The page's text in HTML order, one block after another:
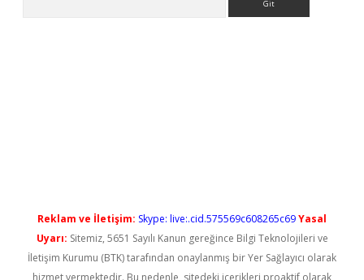
Reklam ve İletişim: Skype: live:.cid.575569c608265c69Yasal
Uyarı: Sitemiz, 5651 Sayılı Kanun gereğince Bilgi Teknolojileri ve
İletişim Kurumu (BTK) tarafından onaylanmış bir Yer Sağlayıcı olarak
hizmet vermektedir. Bu nedenle, sitedeki içerikleri proaktif olarak